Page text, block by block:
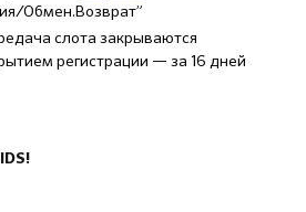
Обмен.Возврат”
слота закрываются
регистрации — за 16 дней